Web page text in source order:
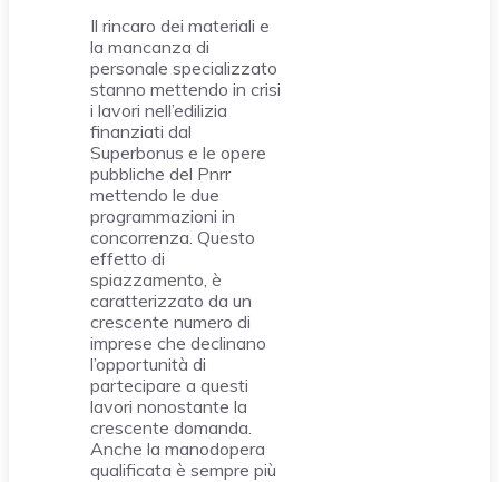
Il rincaro dei materiali e
la mancanza di
personale specializzato
stanno mettendo in crisi
i lavori nell’edilizia
finanziati dal
Superbonus e le opere
pubbliche del Pnrr
mettendo le due
programmazioni in
concorrenza. Questo
effetto di
spiazzamento, è
caratterizzato da un
crescente numero di
imprese che declinano
l’opportunità di
partecipare a questi
lavori nonostante la
crescente domanda.
Anche la manodopera
qualificata è sempre più